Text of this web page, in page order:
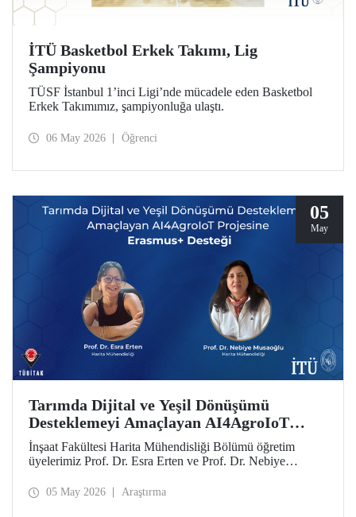
İTÜ Basketbol Erkek Takımı, Lig
Şampiyonu
TÜSF İstanbul 1’inci Ligi’nde mücadele eden Basketbol
Erkek Takımımız, şampiyonluğa ulaştı.
06 May 2026 Öğrenci
05
May
Tarımda Dijital ve Yeşil Dönüşümü
Desteklemeyi Amaçlayan AI4AgroIoT
Projesine Erasmus+ Desteği
İnşaat Fakültesi Harita Mühendisliği Bölümü öğretim
üyelerimiz Prof. Dr. Esra Erten ve Prof. Dr. Nebiye
Precision Agriculture) Projesi, Avrupa Birliği Erasmus+
05 May 2026 Araştırma